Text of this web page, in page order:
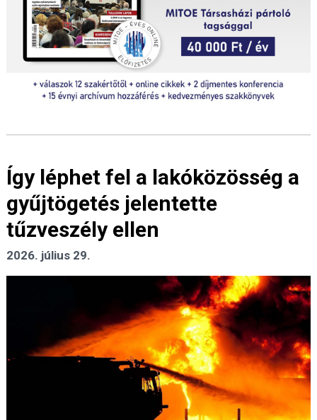
Így léphet fel a lakóközösség a
gyűjtögetés jelentette
tűzveszély ellen
2026. július 29.